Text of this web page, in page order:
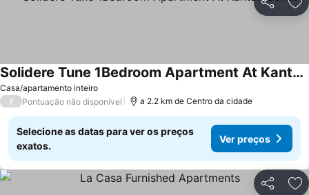
Partilhar
Casa/apartamento inteiro
Solidere Tune 1Bedroom Apartment At Kantari Beirut
/ Pontuação não disponível a 2.2 km de Centro da cidade
Selecione as datas para ver os preços
exatos.
Ver preços
Partilhar